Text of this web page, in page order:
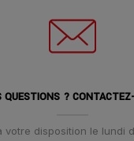
QUESTIONS ?
votre disposition le lundi